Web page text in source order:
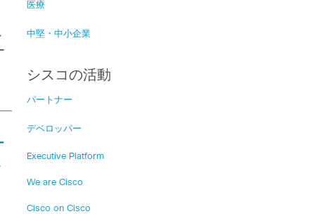
医療
中堅・中小企業
シスコの活動
パートナー
デベロッパー
Executive Platform
We are Cisco
Cisco on Cisco